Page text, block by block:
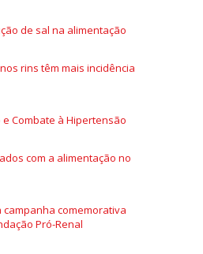
de sal na alimentação
rins têm mais incidência
Combate à Hipertensão
com a alimentação no
campanha comemorativa
Pró-Renal